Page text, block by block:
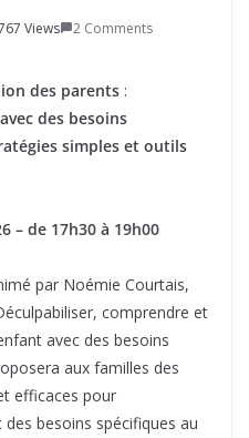
Views
2 Comments
des parents :
des besoins
simples et outils
– de 17h30 à 19h00
par Noémie Courtais,
comprendre et
avec des besoins
aux familles des
efficaces pour
besoins spécifiques au